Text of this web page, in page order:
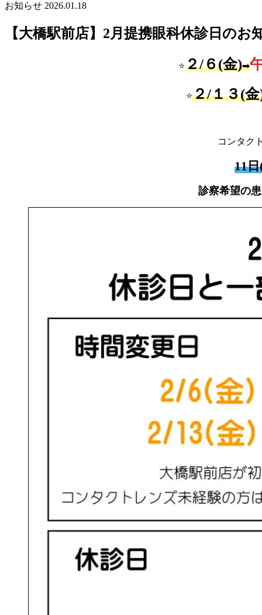
お知らせ 2026.01.18
【大橋駅前店】2月提携眼科休診日のお
⭐２/６(金)➡
⭐２/１３(金
コンタク
11
診察希望の